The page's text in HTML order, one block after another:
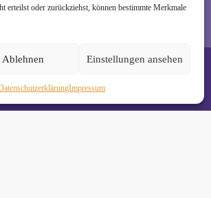
erteilst oder zurückziehst, können bestimmte Merkmale
Ablehnen Einstellungen ansehen
Impressum